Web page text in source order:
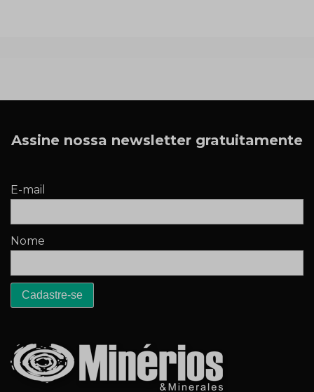
Assine nossa newsletter gratuitamente
E-mail
Nome